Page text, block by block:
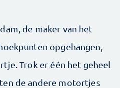
de maker van het
opgehangen,
Trok er één het geheel
de andere motortjes